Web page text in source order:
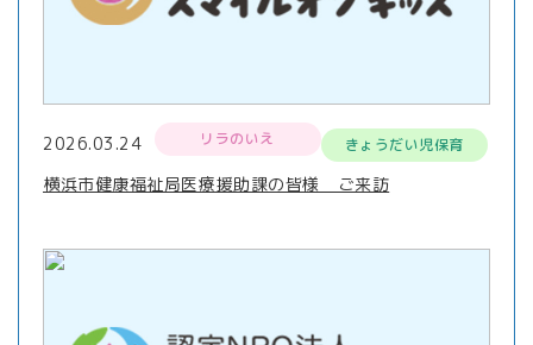
2026.03.24 リラのいえ きょうだい児保育
横浜市健康福祉局医療援助課の皆様 ご来訪